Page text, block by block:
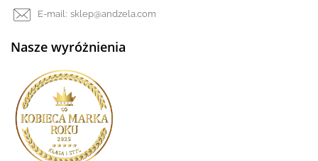
E-mail: sklep@andzela.com
Nasze wyróżnienia